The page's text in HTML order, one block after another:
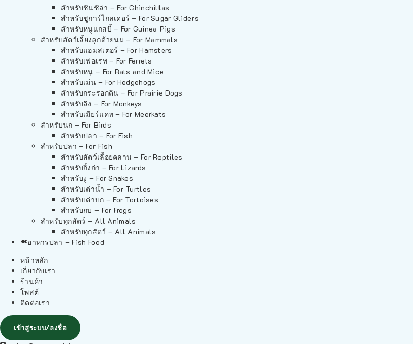
สำหรับชินชิล่า – For Chinchillas
สำหรับชูการ์ไกลเดอร์ – For Sugar Gliders
สำหรับหนูแกสบี้ – For Guinea Pigs
สำหรับสัตว์เลี้ยงลูกด้วยนม – For Mammals
สำหรับแฮมสเตอร์ – For Hamsters
สำหรับเฟอเรท – For Ferrets
สำหรับหนู – For Rats and Mice
สำหรับเม่น – For Hedgehogs
สำหรับกระรอกดิน – For Prairie Dogs
สำหรับลิง – For Monkeys
สำหรับเมียร์แคท – For Meerkats
สำหรับนก – For Birds
สำหรับปลา – For Fish
สำหรับปลา – For Fish
สำหรับสัตว์เลื้อยคลาน – For Reptiles
สำหรับกิ้งก่า – For Lizards
สำหรับงู – For Snakes
สำหรับเต่าน้ำ – For Turtles
สำหรับเต่าบก – For Tortoises
สำหรับกบ – For Frogs
สำหรับทุกสัตว์ – All Animals
สำหรับทุกสัตว์ – All Animals
อาหารปลา – Fish Food
หน้าหลัก
เกี่ยวกับเรา
ร้านค้า
โพสต์
ติดต่อเรา
เข้าสู่ระบบ/ลงชื่อ